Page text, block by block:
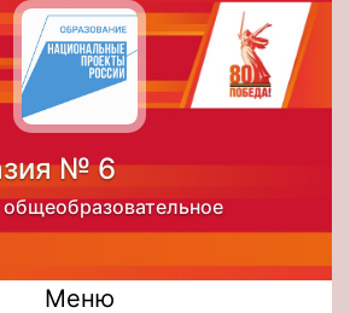
№ 6
Меню